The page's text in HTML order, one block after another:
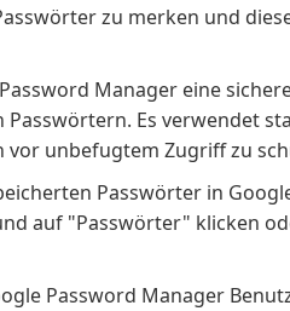
zu merken und
Manager eine
Es verwendet
unbefugtem Zugriff zu
Passwörter in
auf "Passwörter" klicken
Password Manager